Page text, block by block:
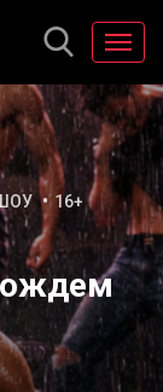
16+